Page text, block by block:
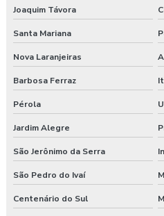
Joaquim Távora
Santa Mariana
Nova Laranjeiras
Barbosa Ferraz
Pérola
Jardim Alegre
São Jerônimo da Serra
São Pedro do Ivaí
Centenário do Sul